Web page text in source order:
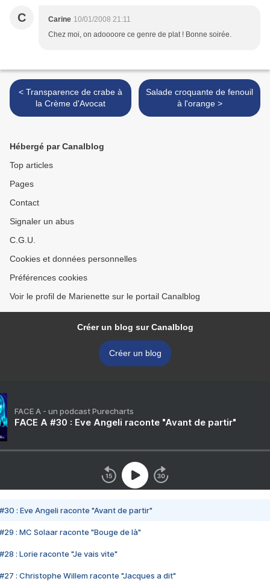
C Carine 10/01/2008 21:11
Chez moi, on adoooore ce genre de plat ! Bonne soirée.
< Transparence de crabe à
la Crème d'Avocat
Salade croquante de fenouil
à l'orange >
Hébergé par Canalblog
Top articles
Pages
Contact
Signaler un abus
C.G.U.
Cookies et données personnelles
Préférences cookies
Voir le profil de Marienette sur le portail Canalblog
Créer un blog sur Canalblog
Créer un blog
FACE A - un podcast Purecharts
FACE A #30 : Eve Angeli raconte "Avant de partir"
#30 : Eve Angeli raconte "Avant de partir"
#29 : MC Solaar raconte "Bouge de là"
#28 : Lorie raconte "Je vais vite"
#27 : Christophe Willem raconte "Jacques a dit"